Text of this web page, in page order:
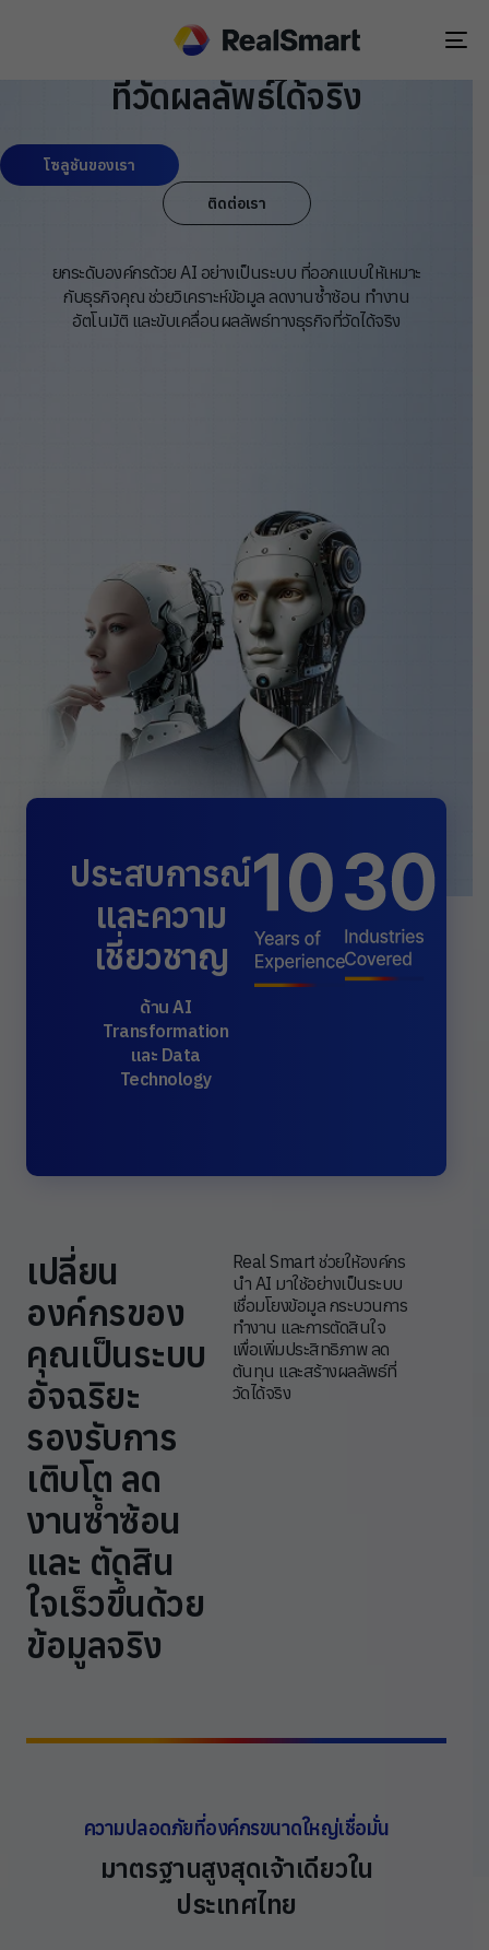
ยุคใหม่ด้วยAI
ที่วัดผลลัพธ์ได้จริง
โซลูชันของเรา
ติดต่อเรา
ยกระดับองค์กรด้วย AI อย่างเป็นระบบ ที่ออกแบบให้เหมาะ
กับธุรกิจคุณ ช่วยวิเคราะห์ข้อมูล ลดงานซ้ำซ้อน ทำงาน
อัตโนมัติ และขับเคลื่อนผลลัพธ์ทางธุรกิจที่วัดได้จริง
ประสบการณ์
และความ
เชี่ยวชาญ
ด้าน AI
Transformation
และ Data
Technology
เปลี่ยน
องค์กรของ
คุณเป็นระบบ
อัจฉริยะ
รองรับการ
เติบโต ลด
งานซ้ำซ้อน
และ ตัดสิน
ใจเร็วขึ้นด้วย
ข้อมูลจริง
Real Smart ช่วยให้องค์กร
นำ AI มาใช้อย่างเป็นระบบ
เชื่อมโยงข้อมูล กระบวนการ
ทำงาน และการตัดสินใจ
เพื่อเพิ่มประสิทธิภาพ ลด
ต้นทุน และสร้างผลลัพธ์ที่
วัดได้จริง
ความปลอดภัยที่องค์กรขนาดใหญ่เชื่อมั่น
มาตรฐานสูงสุดเจ้าเดียวใน
ประเทศไทย